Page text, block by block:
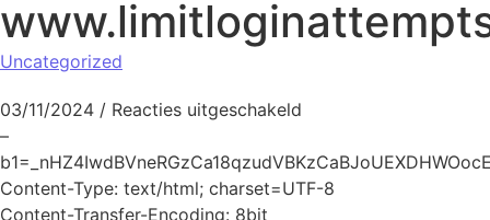
Uncategorized
03/11/2024 / Reacties uitgeschakeld
–
Content-Type: text/html; charset=UTF-8
Content-Transfer-Encoding: 8bit